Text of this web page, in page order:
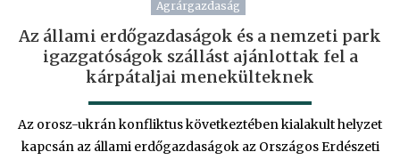
Agrárgazdaság
Az állami erdőgazdaságok és a nemzeti park
igazgatóságok szállást ajánlottak fel a
kárpátaljai menekülteknek
Az orosz-ukrán konfliktus következtében kialakult helyzet
kapcsán az állami erdőgazdaságok az Országos Erdészeti